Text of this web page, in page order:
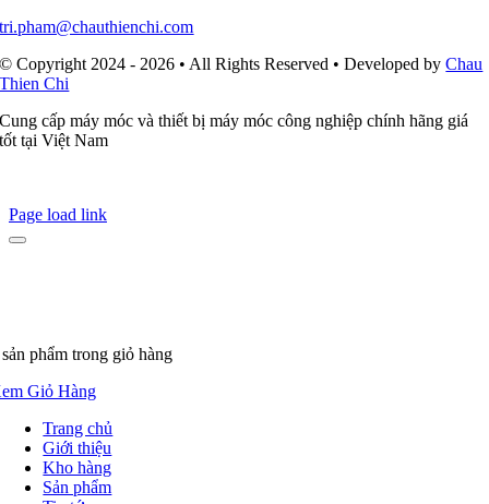
tri.pham@chauthienchi.com
© Copyright 2024 - 2026 • All Rights Reserved • Developed byChau
Thien Chi
Cung cấp máy móc và thiết bị máy móc công nghiệp chính hãng giá
tốt tại Việt Nam
Page load link
phẩm trong giỏ hàng
Giỏ Hàng
Trang chủ
Giới thiệu
Kho hàng
Sản phẩm